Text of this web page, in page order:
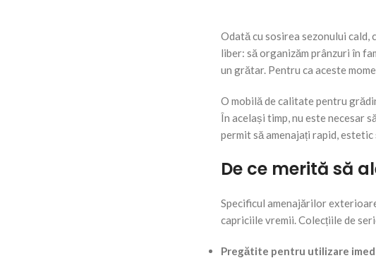
Odată cu sosirea sezonului cald,
liber: să organizăm prânzuri în
un grătar. Pentru ca aceste
O mobilă de calitate pentru
În același timp, nu este necesar
permit să amenajați rapid,
De ce merită să
Specificul amenajărilor
capriciile vremii. Colecțiile de
Pregătite pentru utilizare